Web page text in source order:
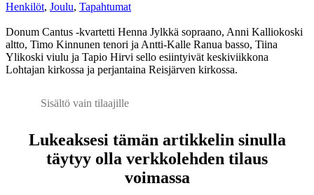
Henkilöt, Joulu, Tapahtumat
Donum Cantus -kvartetti Henna Jylkkä sopraano, Anni Kalliokoski
altto, Timo Kinnunen tenori ja Antti-Kalle Ranua basso, Tiina
Ylikoski viulu ja Tapio Hirvi sello esiintyivät keskiviikkona
Lohtajan kirkossa ja perjantaina Reisjärven kirkossa.
Sisältö vain tilaajille
Lukeaksesi tämän artikkelin sinulla
täytyy olla verkkolehden tilaus
voimassa